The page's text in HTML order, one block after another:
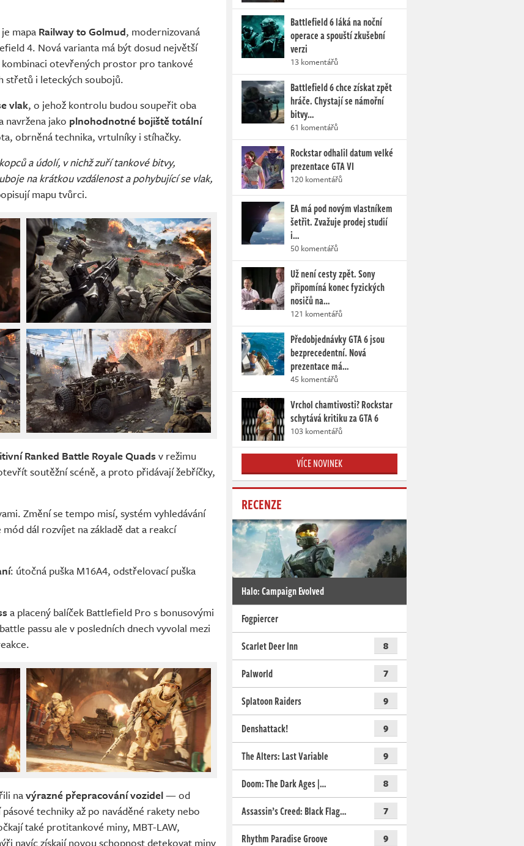
mapa Railway to Golmud, modernizovaná
4. Nová varianta má být dosud největší
otevřených prostor pro tankové
střetů i leteckých soubojů.
vlak, o jehož kontrolu budou soupeřit oba
navržena jako plnohodnotné bojiště totální
obrněná technika, vrtulníky i stíhačky.
a údolí, v nichž zuří tankové bitvy,
na krátkou vzdálenost a pohybující se vlak,
mapu tvůrci.
Ranked Battle Royale Quads v režimu
soutěžní scéně, a proto přidávají žebříčky,
Změní se tempo misí, systém vyhledávání
dál rozvíjet na základě dat a reakcí
: útočná puška M16A4, odstřelovací puška
a placený balíček Battlefield Pro s bonusovými
passu ale v posledních dnech vyvolal mezi
navýrazné přepracování vozidel— od
techniky až po naváděné rakety nebo
také protitankové miny, MBT-LAW,
navíc získají novou schopnost detekovat miny
Battlefield 6 láká na noční
operace a spouští zkušební
verzi
13 komentářů
Battlefield 6 chce získat zpět
hráče. Chystají se námořní
bitvy…
61 komentářů
Rockstar odhalil datum velké
prezentace GTA VI
120 komentářů
EA má pod novým vlastníkem
šetřit. Zvažuje prodej studií
i…
50 komentářů
Už není cesty zpět. Sony
připomíná konec fyzických
nosičů na…
121 komentářů
Předobjednávky GTA 6 jsou
bezprecedentní. Nová
prezentace má…
45 komentářů
Vrchol chamtivosti? Rockstar
schytává kritiku za GTA 6
103 komentářů
VÍCE NOVINEK
RECENZE
Halo: Campaign Evolved
Fogpiercer
Scarlet Deer Inn
8
Palworld 7
Splatoon Raiders 9
Denshattack! 9
The Alters: Last Variable 9
Doom: The Dark Ages |… 8
Assassin’s Creed: Black Flag… 7
Rhythm Paradise Groove 9